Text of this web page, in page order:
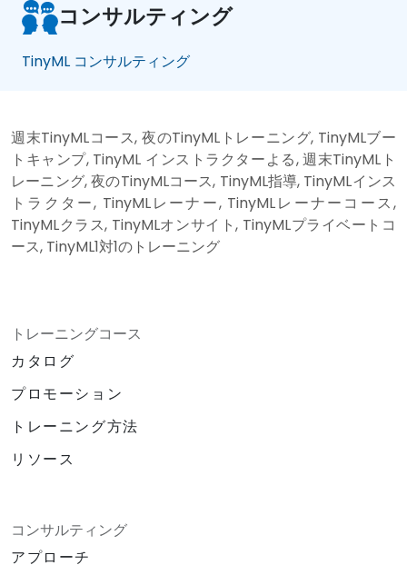
コンサルティング
TinyML コンサルティング
週末TinyMLコース, 夜のTinyMLトレーニング, TinyMLブー
トキャンプ, TinyML インストラクターよる, 週末TinyMLト
レーニング, 夜のTinyMLコース, TinyML指導, TinyMLインス
トラクター, TinyMLレーナー, TinyMLレーナーコース,
TinyMLクラス, TinyMLオンサイト, TinyMLプライベートコ
ース, TinyML1対1のトレーニング
トレーニングコース
カタログ
プロモーション
トレーニング方法
リソース
コンサルティング
アプローチ